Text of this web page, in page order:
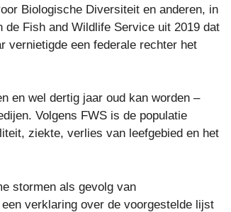
Biologische Diversiteit en anderen, in
de Fish and Wildlife Service uit 2019 dat
vernietigde een federale rechter het
en wel dertig jaar oud kan worden –
Volgens FWS is de populatie
ziekte, verlies van leefgebied en het
stormen als gevolg van
verklaring over de voorgestelde lijst